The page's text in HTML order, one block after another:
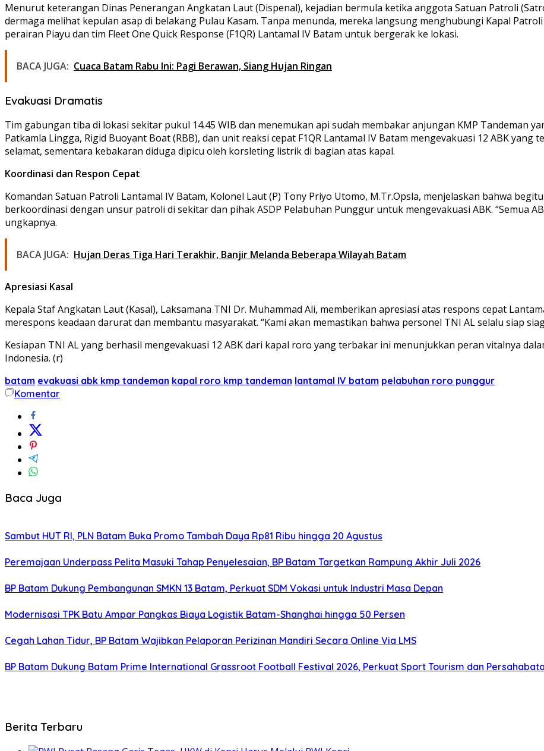
Menurut keterangan Dinas Penerangan Angkatan Laut (Dispenal), kejadian bermula ketika anggota Satuan Patroli
dermaga melihat kepulan asap di belakang Pulau Kasam. Tanpa menunda, mereka langsung menghubungi Kapal
perairan Piayu dan tim Fleet One Quick Response (F1QR) Lantamal IV Batam untuk bergerak ke lokasi.
BACA JUGA: Cuaca Batam Rabu Ini: Pagi Berawan, Siang Hujan Ringan
Evakuasi Dramatis
Tim gabungan tiba di lokasi sekitar pukul 14.45 WIB dan menemukan api sudah membakar anjungan KMP Tandeman
Patkamla Lingga, Rigid Buoyant Boat (RBB), dan unit reaksi cepat F1QR Lantamal IV Batam mengevakuasi 12 ABK yang
selamat, sementara kebakaran diduga dipicu oleh korsleting listrik di bagian atas kapal.
Koordinasi dan Respon Cepat
Komandan Satuan Patroli Lantamal IV Batam, Kolonel Laut (P) Tony Priyo Utomo, M.Tr.Opsla, menjelaskan bahwa
berkoordinasi dengan unsur patroli di sekitar dan pihak ASDP Pelabuhan Punggur untuk mengevakuasi ABK. “Semua
ungkapnya.
BACA JUGA: Hujan Deras Tiga Hari Terakhir, Banjir Melanda Beberapa Wilayah Batam
Apresiasi Kasal
Kepala Staf Angkatan Laut (Kasal), Laksamana TNI Dr. Muhammad Ali, memberikan apresiasi atas respons cepat
merespons keadaan darurat dan membantu masyarakat. “Kami akan memastikan bahwa personel TNI AL selalu siap
Kesiapan TNI AL yang berhasil mengevakuasi 12 ABK dari kapal roro yang terbakar ini menunjukkan peran vitalnya
Indonesia. (r)
batam evakuasi abk kmp tandeman kapal roro kmp tandeman lantamal IV batam pelabuhan roro punggur
Komentar
Baca Juga
Sambut HUT RI, PLN Batam Buka Promo Tambah Daya Rp81 Ribu hingga 20 Agustus
Peremajaan Underpass Pelita Masuki Tahap Penyelesaian, BP Batam Targetkan Rampung Akhir Juli 2026
BP Batam Dukung Pembangunan SMKN 13 Batam, Perkuat SDM Vokasi untuk Industri Masa Depan
Modernisasi TPK Batu Ampar Pangkas Biaya Logistik Batam-Shanghai hingga 50 Persen
Cegah Lahan Tidur, BP Batam Wajibkan Pelaporan Perizinan Mandiri Secara Online Via LMS
BP Batam Dukung Batam Prime International Grassroot Football Festival 2026, Perkuat Sport Tourism dan
Berita Terbaru